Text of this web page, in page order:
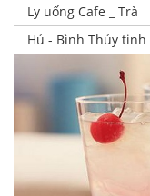
Ly uống Cafe _ Trà
Hủ - Bình Thủy tinh